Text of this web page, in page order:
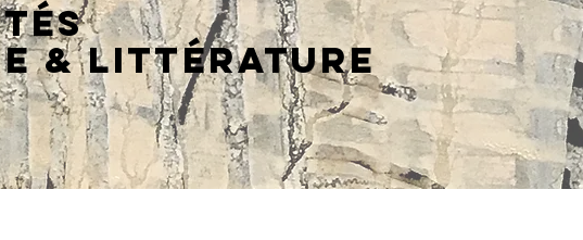
& littérature